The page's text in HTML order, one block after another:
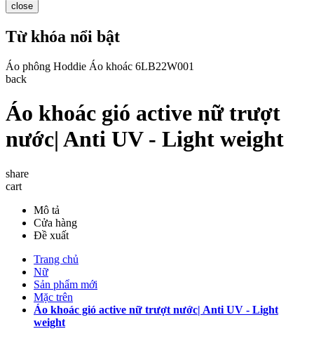
close
Từ khóa nổi bật
Áo phông Hoddie Áo khoác 6LB22W001
back
Áo khoác gió active nữ trượt
nước| Anti UV - Light weight
share
cart
Mô tả
Cửa hàng
Đề xuất
Trang chủ
Nữ
Sản phẩm mới
Mặc trên
Áo khoác gió active nữ trượt nước| Anti UV - Light
weight